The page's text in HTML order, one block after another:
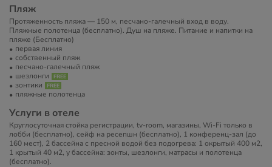
Пляж
Протяженность пляжа — 150 м, песчано-галечный вход в воду.
Пляжные полотенца (бесплатно). Душ на пляже. Питание и напитки на
пляже (Бесплатно)
первая линия
собственный пляж
песчано-галечный пляж
шезлонги
зонтики
пляжные полотенца
Услуги в отеле
Круглосуточная стойка регистрации, tv-room, магазины, Wi-Fi только в
лобби (бесплатно), сейф на ресепшн (бесплатно), 1 конференц-зал (до
160 мест), 2 бассейна с пресной водой без подогрева: 1 окрытый 400 м2,
1 крытый 40 м2, у бассейна: зонты, шезлонги, матрасы и полотенца
(бесплатно).